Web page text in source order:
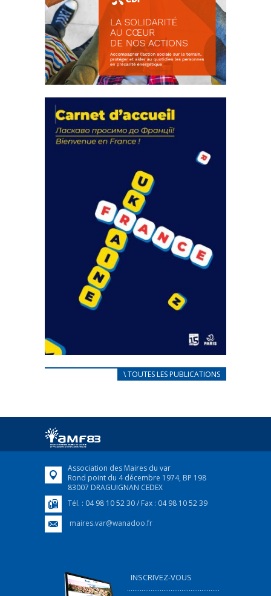
actions
18 septembre 2023
FEUILLETER
CARNET D’ACCUEIL
Afin d’accompagner au mieux les réfugiés
FEUILLETER
\ TOUTES LES PUBLICATIONS
Association des Maires du var
Rond point du 4 décembre 1974, BP 198
83007 DRAGUIGNAN CEDEX
Tél. : 04 98 10 52 30 / Fax : 04 98 10 52 39
maires.var@wanadoo.fr
INSCRIVEZ-VOUS
...................................................